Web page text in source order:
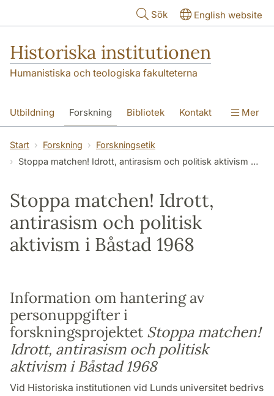
Sök English website
Historiska institutionen
Humanistiska och teologiska fakulteterna
Utbildning Forskning Bibliotek Kontakt
Om institutionen
Mer
Start Forskning
Forskningsetik
Stoppa matchen! Idrott, antirasism och politisk aktivism i Båstad 1968
Stoppa matchen! Idrott,
antirasism och politisk
aktivism i Båstad 1968
Information om hantering av
personuppgifter i
forskningsprojektet Stoppa matchen!
Idrott, antirasism och politisk
aktivism i Båstad 1968
Vid Historiska institutionen vid Lunds universitet bedrivs